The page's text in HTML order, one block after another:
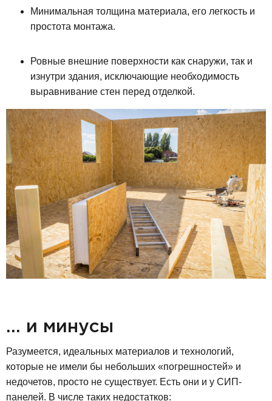
Минимальная толщина материала, его легкость и
простота монтажа.
Ровные внешние поверхности как снаружи, так и
изнутри здания, исключающие необходимость
выравнивание стен перед отделкой.
… и минусы
Разумеется, идеальных материалов и технологий,
которые не имели бы небольших «погрешностей» и
недочетов, просто не существует. Есть они и у СИП-
панелей. В числе таких недостатков: